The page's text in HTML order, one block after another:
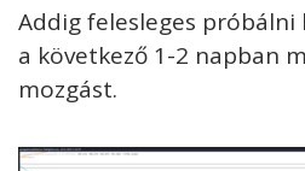
Addig felesleges
a következő 1-2 napban
mozgást.